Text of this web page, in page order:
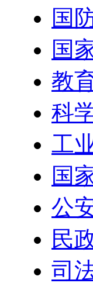
国
国
教
科
工
国
公
民
司